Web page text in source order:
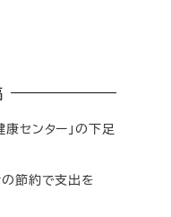
センター」の下足
の節約で支出を